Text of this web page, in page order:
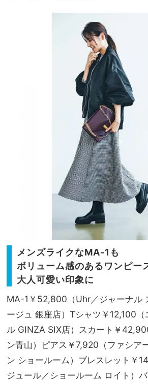
【極
上の
家族
旅】
を
メンズライクなMA-1も
ボリューム感のあるワンピー
大人可愛い印象に
MA-1￥52,800（Uhr／ジャーナル
ージュ 銀座店）Tシャツ￥12,100（
ル GINZA SIX店）スカート￥
ン青山）ピアス￥7,920（ファシア
ン ショールーム）ブレスレット￥
ジュール／ショールーム ロイト）